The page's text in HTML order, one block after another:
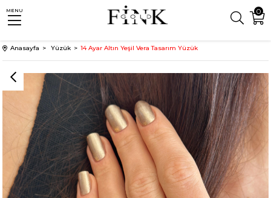
0
MENU
Anasayfa Yüzük 14 Ayar Altın Yeşil Vera Tasarım Yüzük